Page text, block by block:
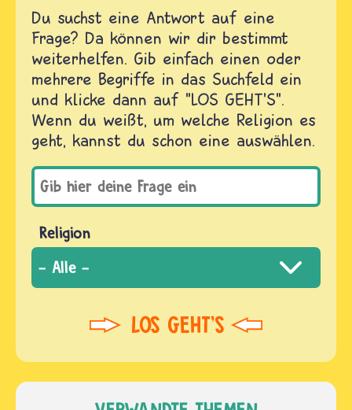
Du suchst eine Antwort auf eine
Frage? Da können wir dir bestimmt
weiterhelfen. Gib einfach einen oder
mehrere Begriffe in das Suchfeld ein
und klicke dann auf "LOS GEHT'S".
Wenn du weißt, um welche Religion es
geht, kannst du schon eine auswählen.
Religion